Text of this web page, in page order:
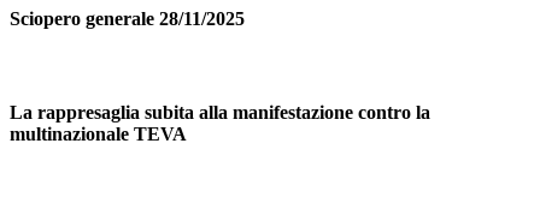
Sciopero generale 28/11/2025
La rappresaglia subita alla manifestazione contro la
multinazionale TEVA